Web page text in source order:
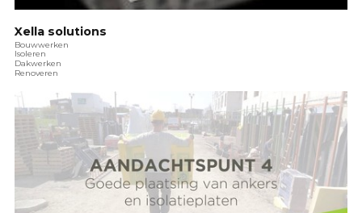
Xella solutions
Bouwwerken
Isoleren
Dakwerken
Renoveren